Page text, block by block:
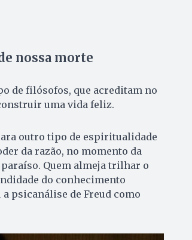
nossa morte
de filósofos, que acreditam no
uma vida feliz.
outro tipo de espiritualidade
da razão, no momento da
Quem almeja trilhar o
do conhecimento
psicanálise de Freud como